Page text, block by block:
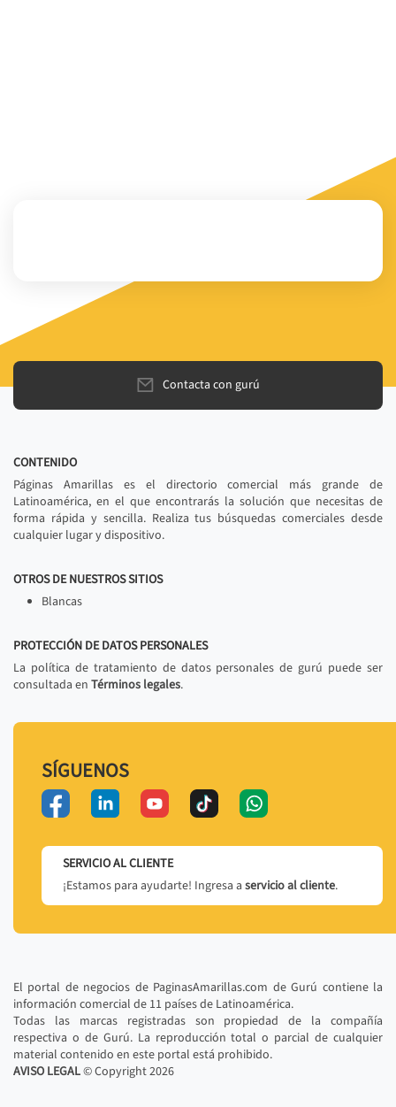
Contacta con gurú
CONTENIDO
Páginas Amarillas es el directorio comercial más grande de
Latinoamérica, en el que encontrarás la solución que necesitas de
forma rápida y sencilla. Realiza tus búsquedas comerciales desde
cualquier lugar y dispositivo.
OTROS DE NUESTROS SITIOS
Blancas
PROTECCIÓN DE DATOS PERSONALES
La política de tratamiento de datos personales de gurú puede ser
consultada en Términos legales.
SÍGUENOS
SERVICIO AL CLIENTE
¡Estamos para ayudarte! Ingresa a servicio al cliente.
El portal de negocios de PaginasAmarillas.com de Gurú contiene la
información comercial de 11 países de Latinoamérica.
Todas las marcas registradas son propiedad de la compañía
respectiva o de Gurú. La reproducción total o parcial de cualquier
material contenido en este portal está prohibido.
AVISO LEGAL© Copyright2026